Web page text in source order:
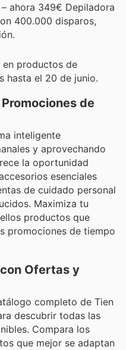
– ahora 349€ Depiladora
400.000 disparos,
en productos de
hasta el 20 de junio.
de
inteligente
y aprovechando
la oportunidad
esenciales
de cuidado personal
Maximiza tu
productos que
promociones de tiempo
Ofertas y
completo de Tien
descubrir todas las
Compara los
que mejor se adaptan